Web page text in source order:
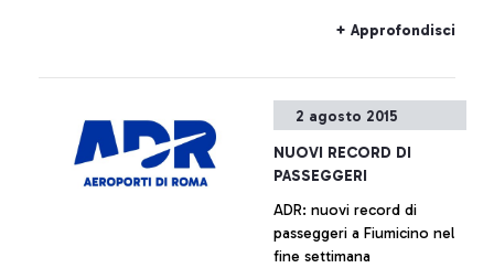
di alcun piano immobiliare
all’interno del sedime
+ Approfondisci
2 agosto 2015
NUOVI RECORD DI
PASSEGGERI
ADR: nuovi record di
passeggeri a Fiumicino nel
fine settimana